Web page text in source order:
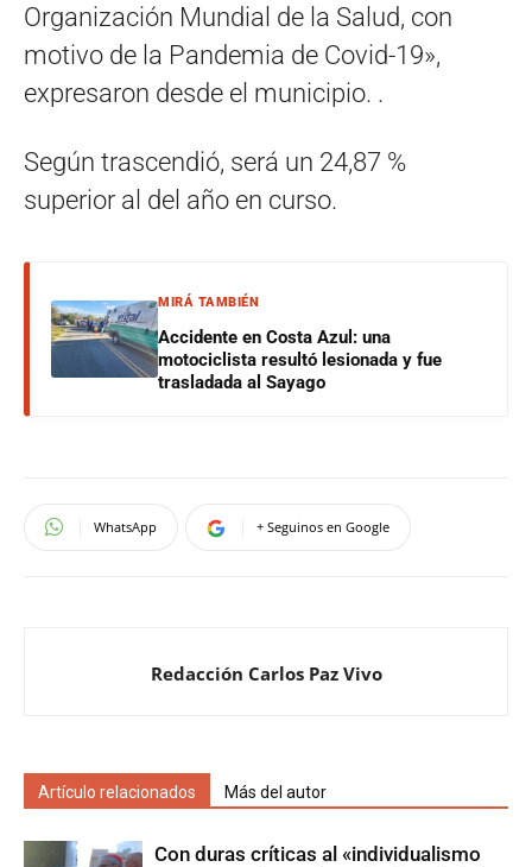
Organización Mundial de la Salud, con
motivo de la Pandemia de Covid-19»,
expresaron desde el municipio. .
Según trascendió, será un 24,87 %
superior al del año en curso.
MIRÁ TAMBIÉN
Accidente en Costa Azul: una
motociclista resultó lesionada y fue
trasladada al Sayago
WhatsApp + Seguinos en Google
Redacción Carlos Paz Vivo
Artículo relacionados Más del autor
Con duras críticas al «individualismo